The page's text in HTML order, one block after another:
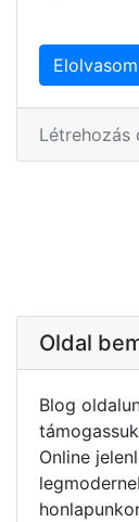
Létrehozás
Oldal
Blog
Online